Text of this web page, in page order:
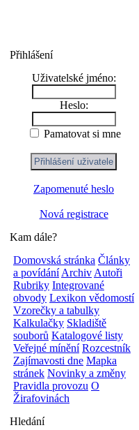
Přihlášení
Uživatelské jméno:
Heslo:
Pamatovat si mne
Zapomenuté heslo
Nová registrace
Kam dále?
Domovská stránka Články
a povídání Archiv Autoři
Rubriky Integrované
obvody Lexikon vědomostí
Vzorečky a tabulky
Kalkulačky Skladiště
souborů Katalogové listy
Veřejné mínění Rozcestník
Zajímavosti dne Mapka
stránek Novinky a změny
Pravidla provozu O
Žirafovinách
Hledání